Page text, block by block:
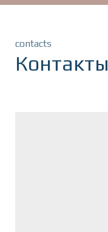
contacts
Контакты